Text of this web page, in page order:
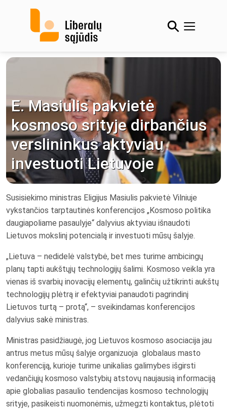
E. Masiulis pakvietė
kosmoso srityje dirbančius
verslininkus aktyviau
investuoti Lietuvoje
Susisiekimo ministras Eligijus Masiulis pakvietė Vilniuje
vykstančios tarptautinės konferencijos „Kosmoso politika
daugiapoliame pasaulyje“ dalyvius aktyviau išnaudoti
Lietuvos mokslinį potencialą ir investuoti mūsų šalyje.
„Lietuva – nedidelė valstybė, bet mes turime ambicingų
planų tapti aukštųjų technologijų šalimi. Kosmoso veikla yra
vienas iš svarbių inovacijų elementų, galinčių užtikrinti aukštų
technologijų plėtrą ir efektyviai panaudoti pagrindinį
Lietuvos turtą – protą“, – sveikindamas konferencijos
dalyvius sakė ministras.
Ministras pasidžiaugė, jog Lietuvos kosmoso asociacija jau
antrus metus mūsų šalyje organizuoja globalaus masto
konferenciją, kurioje turime unikalias galimybes išgirsti
vedančiųjų kosmoso valstybių atstovų naujausią informaciją
apie globalias pasaulio tendencijas kosmoso technologijų
srityje, pasikeisti nuomonėmis, užmegzti kontaktus, plėtoti